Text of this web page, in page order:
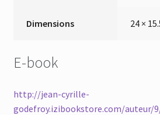
Dimensions 24 ×
E-book
http://jean-cyrille-
godefroy.izibookstore.com/auteur/